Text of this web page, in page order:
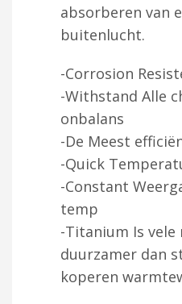
absorberen van
buitenlucht.
-Corrosion
-Withstand Alle
onbalans
-De Meest
-Quick
-Constant
temp
-Titanium Is vele
duurzamer dan
koperen